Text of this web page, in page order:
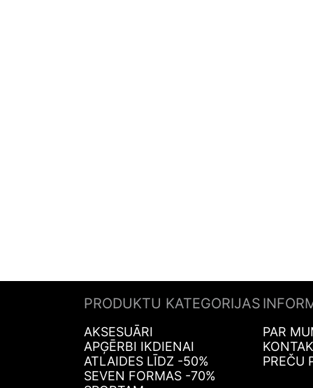
PRODUKTU KATEGORIJAS
AKSESUĀRI
APĢĒRBI IKDIENAI
ATLAIDES LĪDZ -50%
SEVEN FORMAS -70%
PAR
PREČU